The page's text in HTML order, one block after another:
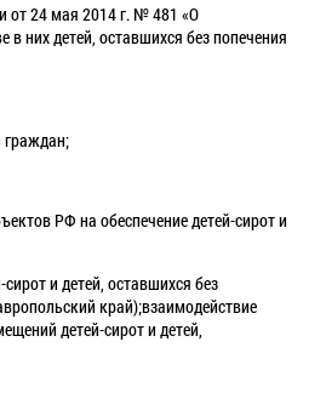
от 24 мая 2014 г. № 481 «О
в них детей, оставшихся без попечения
граждан;
РФ на обеспечение детей-сирот и
и детей, оставшихся без
край);взаимодействие
детей-сирот и детей,